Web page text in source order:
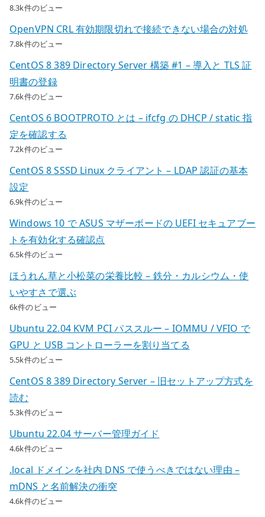
8.3k件のビュー
OpenVPN CRL 有効期限切れで接続できない場合の対処
7.8k件のビュー
CentOS 8 389 Directory Server 構築 #1 – 導入と TLS 証
明書の登録
7.6k件のビュー
CentOS 6 BOOTPROTO とは – ifcfg の DHCP / static 指
定を確認する
7.2k件のビュー
CentOS 8 SSSD Linux クライアント – LDAP 認証の基本
設定
6.9k件のビュー
Windows 10 で ASUS マザーボードの UEFI セキュアブー
トを有効化する確認点
6.5k件のビュー
ほうれん草と小松菜の栄養比較 – 鉄分・カルシウム・使
いやすさで選ぶ
6k件のビュー
Ubuntu 22.04 KVM PCI パススルー – IOMMU / VFIO で
GPU と USB コントローラーを割り当てる
5.5k件のビュー
CentOS 8 389 Directory Server – 旧セットアップ方式を
読む
5.3k件のビュー
Ubuntu 22.04 サーバー管理ガイド
4.6k件のビュー
.local ドメインを社内 DNS で使うべきではない理由 –
mDNS と名前解決の衝突
4.6k件のビュー